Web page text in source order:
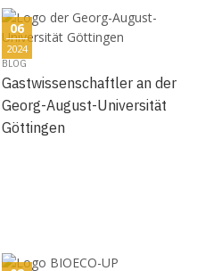
06
2024
BLOG
Gastwissenschaftler an der
Georg-August-Universität
Göttingen